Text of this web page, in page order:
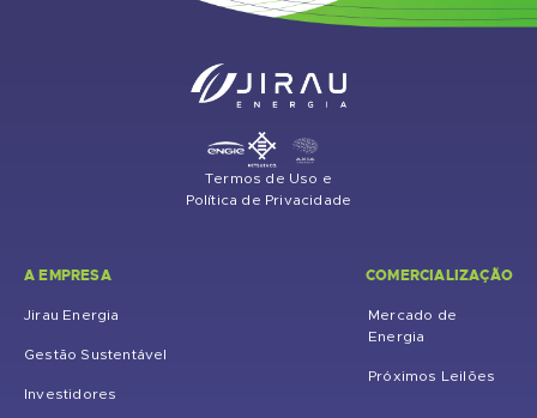
Termos de Uso e
Política de Privacidade
A EMPRESA
Jirau Energia
Gestão Sustentável
Investidores
COMERCIALIZAÇÃO
Mercado de
Energia
Próximos Leilões